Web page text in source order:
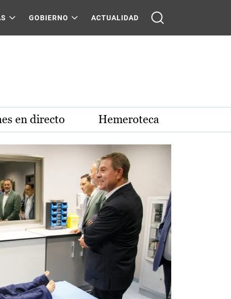
GOBIERNO ACTUALIDAD
en directo Hemeroteca